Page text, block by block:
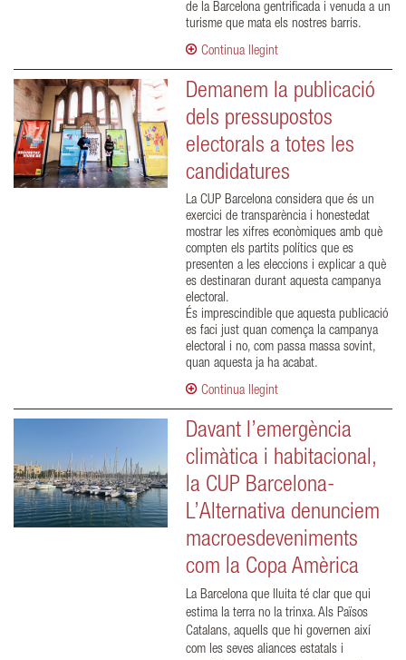
de la Barcelona gentrificada i venuda a un
turisme que mata els nostres barris.
Continua llegint
Demanem la publicació
dels pressupostos
electorals a totes les
candidatures
La CUP Barcelona considera que és un
exercici de transparència i honestedat
mostrar les xifres econòmiques amb què
compten els partits polítics que es
presenten a les eleccions i explicar a què
es destinaran durant aquesta campanya
electoral.
És imprescindible que aquesta publicació
es faci just quan comença la campanya
electoral i no, com passa massa sovint,
quan aquesta ja ha acabat.
Continua llegint
Davant l’emergència
climàtica i habitacional,
la CUP Barcelona-
L’Alternativa denunciem
macroesdeveniments
com la Copa Amèrica
La Barcelona que lluita té clar que qui
estima la terra no la trinxa. Als Països
Catalans, aquells que hi governen així
com les seves aliances estatals i